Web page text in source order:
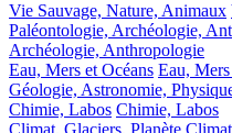
Vie Sauvage, Nature, Animaux
Paléontologie, Archéologie,
Archéologie, Anthropologie
Eau, Mers et Océans Eau,
Géologie, Astronomie,
Chimie, Labos Chimie, Labos